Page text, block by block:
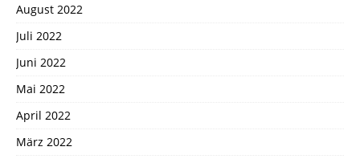
August 2022
Juli 2022
Juni 2022
Mai 2022
April 2022
März 2022